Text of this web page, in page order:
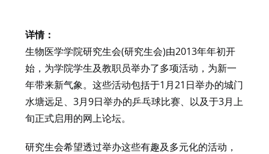
详情：
生物医学学院研究生会(研究生会)由2013年年初开
始，为学院学生及教职员举办了多项活动，为新一
年带来新气象。这些活动包括于1月21日举办的城门
水塘远足、3月9日举办的乒乓球比赛、以及于3月上
旬正式启用的网上论坛。
研究生会希望透过举办这些有趣及多元化的活动，